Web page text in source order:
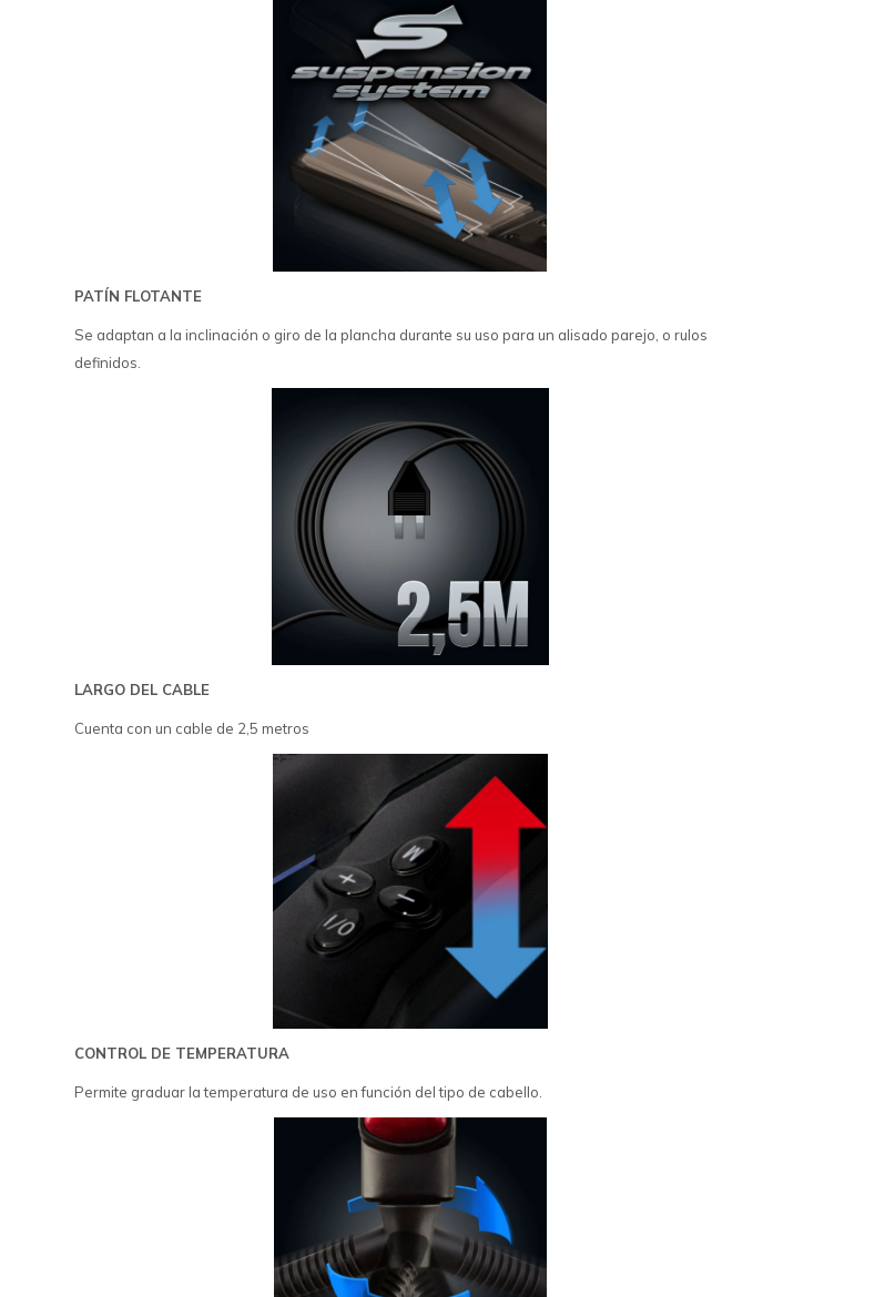
PATÍN FLOTANTE
Se adaptan a la inclinación o giro de la plancha durante su uso para un alisado parejo, o rulos
definidos.
LARGO DEL CABLE
Cuenta con un cable de 2,5 metros
CONTROL DE TEMPERATURA
Permite graduar la temperatura de uso en función del tipo de cabello.